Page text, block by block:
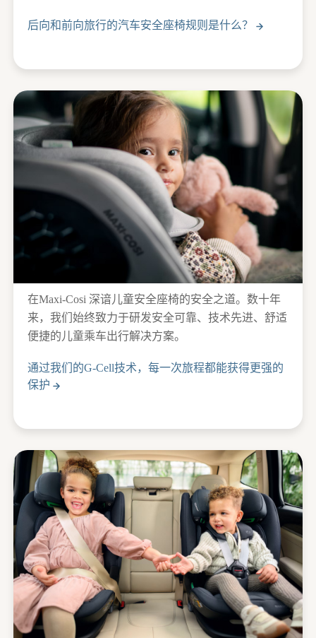
后向和前向旅行的汽车安全座椅规则是什么？
在Maxi-Cosi 深谙儿童安全座椅的安全之道。数十年
来，我们始终致力于研发安全可靠、技术先进、舒适
便捷的儿童乘车出行解决方案。
通过我们的G-Cell技术，每一次旅程都能获得更强的
保护